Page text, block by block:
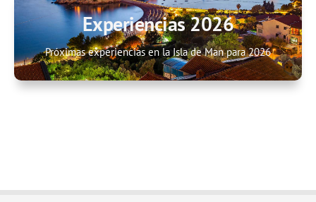
Experiencias 2026
Próximas experiencias en la Isla de Man para 2026